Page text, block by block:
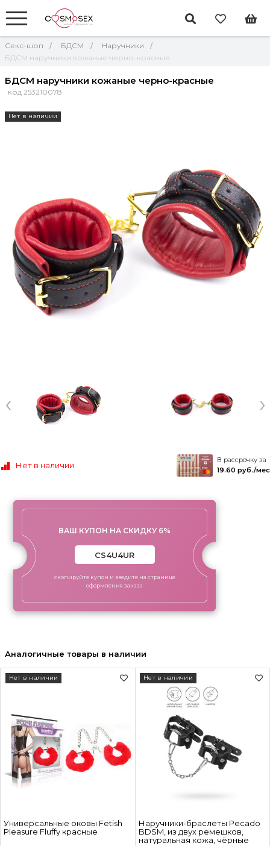
Секс-шоп БДСМ
Наручники
БДСМ наручники кожаные черно-красные
БДСМ наручники кожаные черно-красные
код 253210078
Нет в наличии
‹ ›
Нет в наличии
В рассрочку за
19.60 руб./мес
ВАШ КУПОН НА СКИДКУ 6%
скопируйте купон и введите на странице
оформления заказа
Аналогичные товары в наличии
Универсальные оковы Fetish
Pleasure Fluffy красные
Нет в наличии
Наручники-браслеты Pecado
BDSM, из двух ремешков,
натуральная кожа, чёрные
Нет в наличии